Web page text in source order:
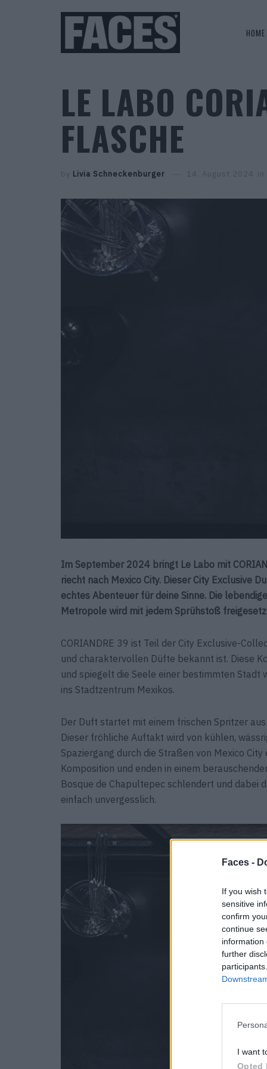
Faces -
If you wish
sensitive
confirm
continue
information
further
I want
Opted
HOME
LE LABO
FLASCHE
by Livia Schneckenburger 14. August 2024 in
Im September 2024 bringt Le Labo mit
riecht nach Mexico City. Dieser City Exclusive
echtes Abenteuer für deine Sinne. Die
Metropole wird mit jedem Sprühstoß
CORIANDRE 39 ist Teil der City Exclusive-
und charaktervollen Düfte bekannt ist. Diese
und spiegelt die Seele einer bestimmten Stadt
ins Stadtzentrum Mexikos.
Der Duft startet mit einem frischen Spritzer
Dieser fröhliche Auftakt wird von kühlen,
Spaziergang durch die Straßen von Mexico
Komposition und enden in einem
Bosque de Chapultepec schlendert und dabei
einfach unvergesslich.